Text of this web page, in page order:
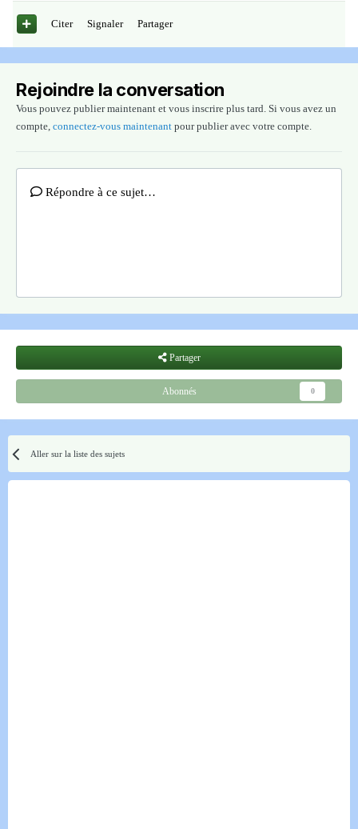
Citer Signaler Partager
Rejoindre la conversation
Vous pouvez publier maintenant et vous inscrire plus tard. Si vous avez un
compte, connectez-vous maintenant pour publier avec votre compte.
Répondre à ce sujet…
Partager
Abonnés 0
Aller sur la liste des sujets